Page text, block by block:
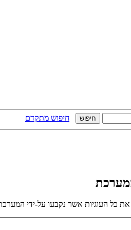
חיפוש מתקדם
כל העוגיות אשר נקבעו על-ידי